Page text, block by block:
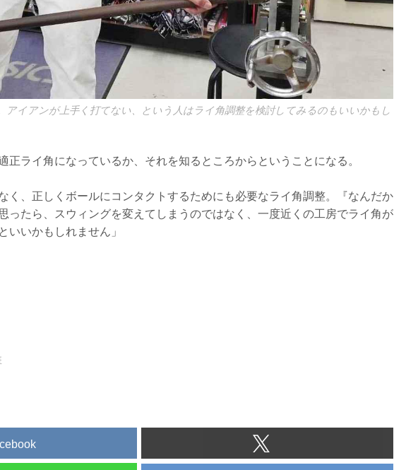
アイアンが上手く打てない、という人はライ角調整を検討してみるのもいいかもし
正ライ角になっているか、それを知るところからということになる。
く、正しくボールにコンタクトするためにも必要なライ角調整。『なんだか
ったら、スウィングを変えてしまうのではなく、一度近くの工房でライ角が
いいかもしれません」